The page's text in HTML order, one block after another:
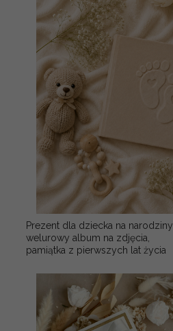
Prezent dla dziecka na narodziny
welurowy album na zdjęcia,
pamiątka z pierwszych lat życia